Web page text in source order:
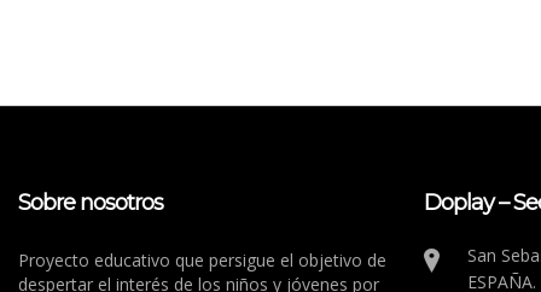
Sobre nosotros
Proyecto educativo que persigue el objetivo de
despertar el interés de los niños y jóvenes por
Doplay –
San
ESPAÑA.